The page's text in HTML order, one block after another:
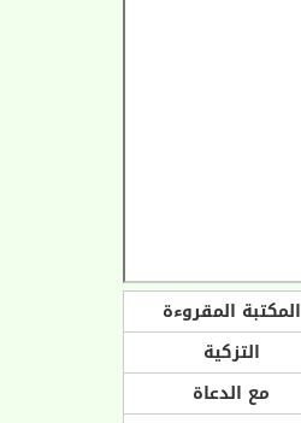
المكتبة المقروءة
التزكية
مع الدعاة